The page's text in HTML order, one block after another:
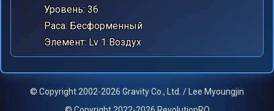
Уровень: 36
Раса: Бесформенный
Элемент: Lv 1 Воздух
© Copyright 2002-2026 Gravity Co., Ltd. / Lee Myoungjin